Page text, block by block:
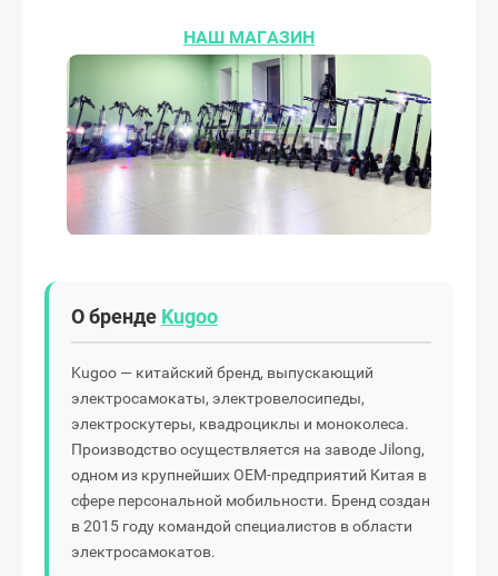
НАШ МАГАЗИН
О бренде Kugoo
Kugoo — китайский бренд, выпускающий
электросамокаты, электровелосипеды,
электроскутеры, квадроциклы и моноколеса.
Производство осуществляется на заводе Jilong,
одном из крупнейших OEM-предприятий Китая в
сфере персональной мобильности. Бренд создан
в 2015 году командой специалистов в области
электросамокатов.